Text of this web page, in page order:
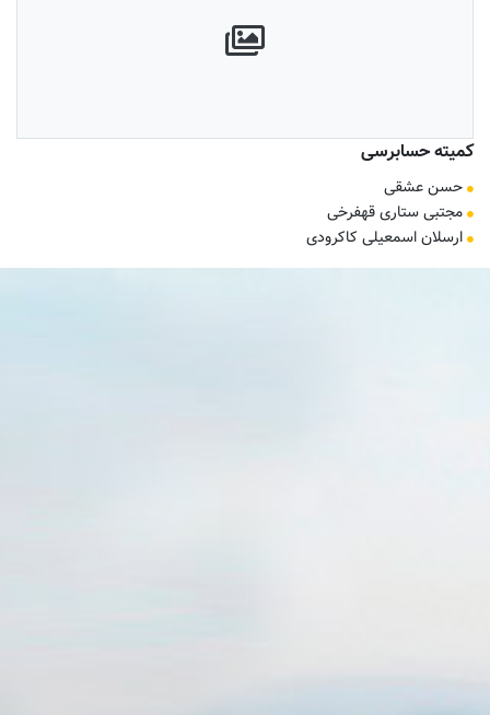
کمیته حسابرسی
حسن عشقی
مجتبی ستاری قهفرخی
ارسلان اسمعیلی کاکرودی